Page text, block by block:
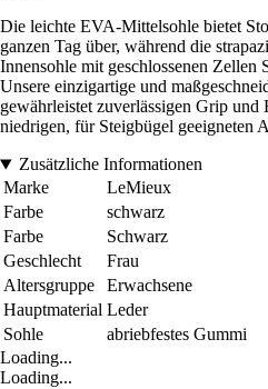
Die leichte EVA-Mittelsohle bietet
ganzen Tag über, während die
Innensohle mit geschlossenen Zellen
Unsere einzigartige und
gewährleistet zuverlässigen Grip
niedrigen, für Steigbügel geeigneten
Zusätzliche Informationen
Marke
LeMieux
Farbe
schwarz
Farbe
Schwarz
Geschlecht
Frau
Altersgruppe
Erwachsene
Hauptmaterial Leder
Sohle
abriebfestes Gummi
Loading...
Loading...